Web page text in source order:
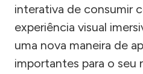
interativa de consumir
experiência visual
uma nova maneira de
importantes para o seu